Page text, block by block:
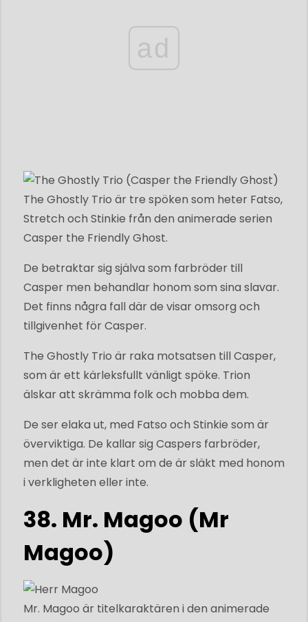
ad
The Ghostly Trio är tre spöken som heter Fatso,
Stretch och Stinkie från den animerade serien
Casper the Friendly Ghost.
De betraktar sig själva som farbröder till
Casper men behandlar honom som sina slavar.
Det finns några fall där de visar omsorg och
tillgivenhet för Casper.
The Ghostly Trio är raka motsatsen till Casper,
som är ett kärleksfullt vänligt spöke. Trion
älskar att skrämma folk och mobba dem.
De ser elaka ut, med Fatso och Stinkie som är
överviktiga. De kallar sig Caspers farbröder,
men det är inte klart om de är släkt med honom
i verkligheten eller inte.
38. Mr. Magoo (Mr
Magoo)
Mr. Magoo är titelkaraktären i den animerade